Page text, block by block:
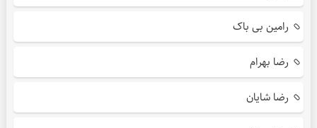
رامین بی باک
رضا بهرام
رضا شایان